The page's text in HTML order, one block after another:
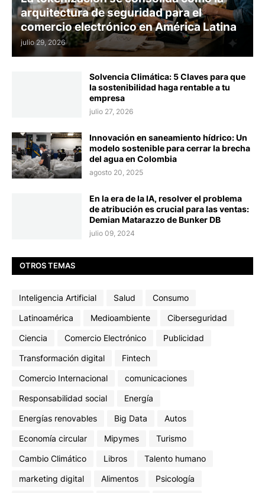
arquitectura de seguridad para el
comercio electrónico en América Latina
julio 29, 2026
Solvencia Climática: 5 Claves para que
la sostenibilidad haga rentable a tu
empresa
julio 27, 2026
Innovación en saneamiento hídrico: Un
modelo sostenible para cerrar la brecha
del agua en Colombia
agosto 20, 2025
En la era de la IA, resolver el problema
de atribución es crucial para las ventas:
Demian Matarazzo de Bunker DB
julio 09, 2024
OTROS TEMAS
Inteligencia Artificial Salud
Consumo
Latinoamérica
Medioambiente
Ciberseguridad
Ciencia
Comercio Electrónico
Publicidad
Transformación digital
Fintech
Comercio Internacional
comunicaciones
Responsabilidad social
Energía
Energías renovables
Big Data
Autos
Economía circular
Mipymes
Turismo
Cambio Climático
Libros
Talento humano
marketing digital
Alimentos
Psicología